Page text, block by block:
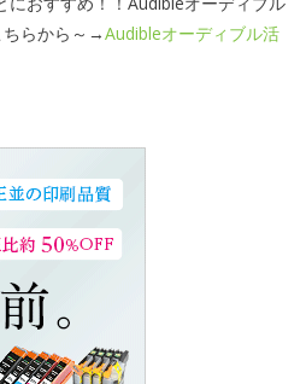
ちらから～→Audibleオーディブル活